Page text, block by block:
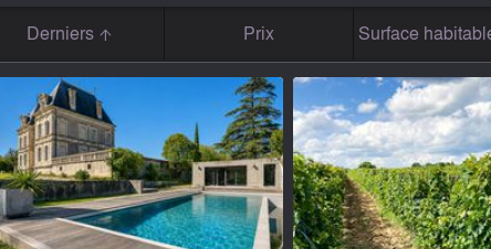
Derniers Prix Surface